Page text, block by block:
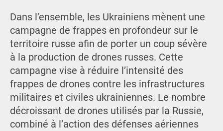
Dans l’ensemble, les Ukrainiens mènent une
campagne de frappes en profondeur sur le
territoire russe afin de porter un coup sévère
à la production de drones russes. Cette
campagne vise à réduire l’intensité des
frappes de drones contre les infrastructures
militaires et civiles ukrainiennes. Le nombre
décroissant de drones utilisés par la Russie,
combiné à l’action des défenses aériennes